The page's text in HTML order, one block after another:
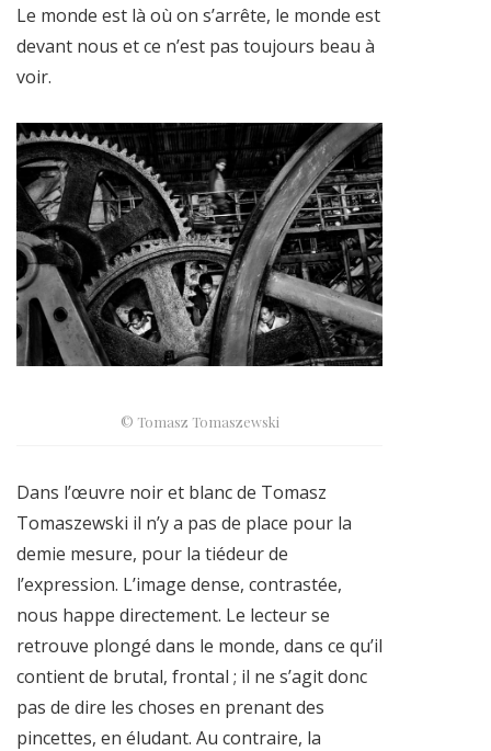
Le monde est là où on s’arrête, le monde est
devant nous et ce n’est pas toujours beau à
voir.
© Tomasz Tomaszewski
Dans l’œuvre noir et blanc de Tomasz
Tomaszewski il n’y a pas de place pour la
demie mesure, pour la tiédeur de
l’expression. L’image dense, contrastée,
nous happe directement. Le lecteur se
retrouve plongé dans le monde, dans ce qu’il
contient de brutal, frontal ; il ne s’agit donc
pas de dire les choses en prenant des
pincettes, en éludant. Au contraire, la